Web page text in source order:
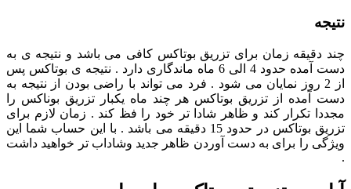
نتیجه
چند دقیقه زمان برای تزریق بوتاکس کافی می باشد و نتیجه ی به
دست آمده حدود 4 الی 6 ماه ماندگاری دارد . نتیجه ی بوتاکس پس
از 2 روز نمایان می شود . فرد می تواند با راضی بودن از نتیجه به
دست آمده از تزریق بوتاکس هر چند ماه یکبار تزریق بوناکس را
مجددا تکرار کند و ظاهر شادا تر خود را فظ کند . زمان لازم برای
تزریق بوتاکس در حدود 15 دقیقه می باشد . با این حساب شما این
ویژگی را برای به دست آوردن ظاهر جدید وشاداب تر خواهید داشت
.